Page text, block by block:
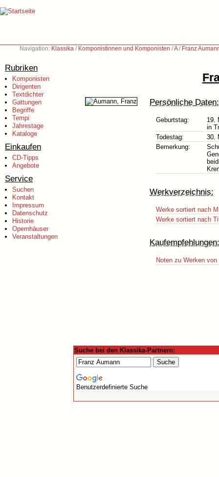
Navigation: Klassika / Komponistinnen und Komponisten /A/ Franz
Rubriken
Komponisten
Dirigenten
Textdichter
Gattungen
Begriffe
Tempi
Jahrestage
Kataloge
Einkaufen
CD-Tipps
Angebote
Service
Suchen
Kontakt
Impressum
Datenschutz
Historie
Opernhäuser
Veranstaltungen
Persönliche Daten:
Geburtstag:
19.
in
Todestag:
30.
Bemerkung:
Werkverzeichnis:
Werke sortiert nach
Werke sortiert nach
Kaufempfehlungen:
Noten zu Werken
Suche bei den Klassika-Partnern:
Benutzerdefinierte Suche